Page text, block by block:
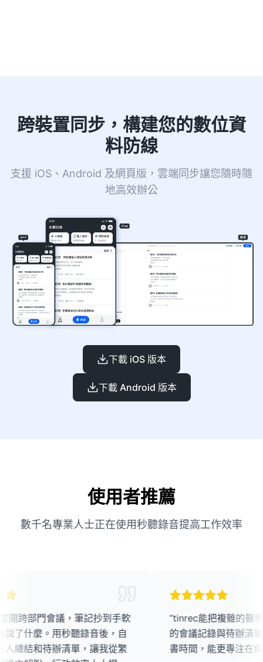
跨裝置同步，構建您的數位資
料防線
支援 iOS、Android 及網頁版，雲端同步讓您隨時隨
地高效辦公
下載 iOS 版本
下載 Android 版本
使用者推薦
數千名專業人士正在使用秒聽錄音提高工作效率
門會議，筆記抄到手軟
。用秒聽錄音後，自
待辦清單，讓我從繁
tinrec能把複雜的醫學討論
的會議記錄與待辦清單，幫
書時間，能更專注在病人治療